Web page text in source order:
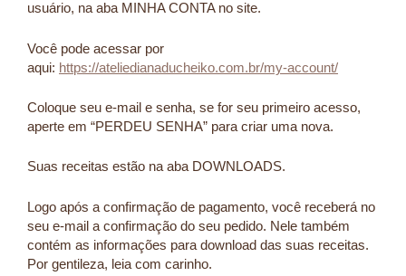
usuário, na aba MINHA CONTA no site.
Você pode acessar por
aqui: https://ateliedianaducheiko.com.br/my-account/
Coloque seu e-mail e senha, se for seu primeiro acesso,
aperte em “PERDEU SENHA” para criar uma nova.
Suas receitas estão na aba DOWNLOADS.
Logo após a confirmação de pagamento, você receberá no
seu e-mail a confirmação do seu pedido. Nele também
contém as informações para download das suas receitas.
Por gentileza, leia com carinho.